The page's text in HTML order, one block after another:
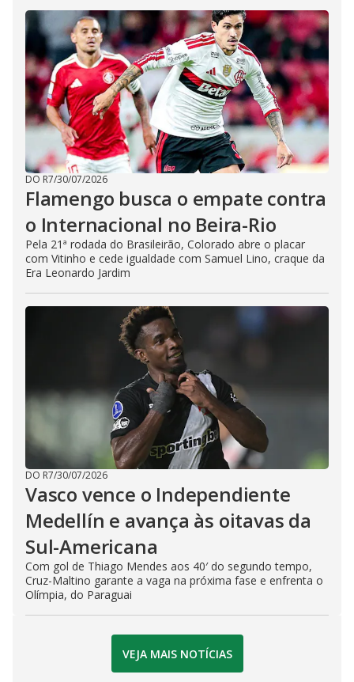
DO R7/30/07/2026
Flamengo busca o empate contra
o Internacional no Beira-Rio
Pela 21ª rodada do Brasileirão, Colorado abre o placar
com Vitinho e cede igualdade com Samuel Lino, craque da
Era Leonardo Jardim
DO R7/30/07/2026
Vasco vence o Independiente
Medellín e avança às oitavas da
Sul-Americana
Com gol de Thiago Mendes aos 40′ do segundo tempo,
Cruz-Maltino garante a vaga na próxima fase e enfrenta o
Olímpia, do Paraguai
VEJA MAIS NOTÍCIAS